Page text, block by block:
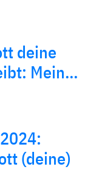
deine
Mein…
(deine)